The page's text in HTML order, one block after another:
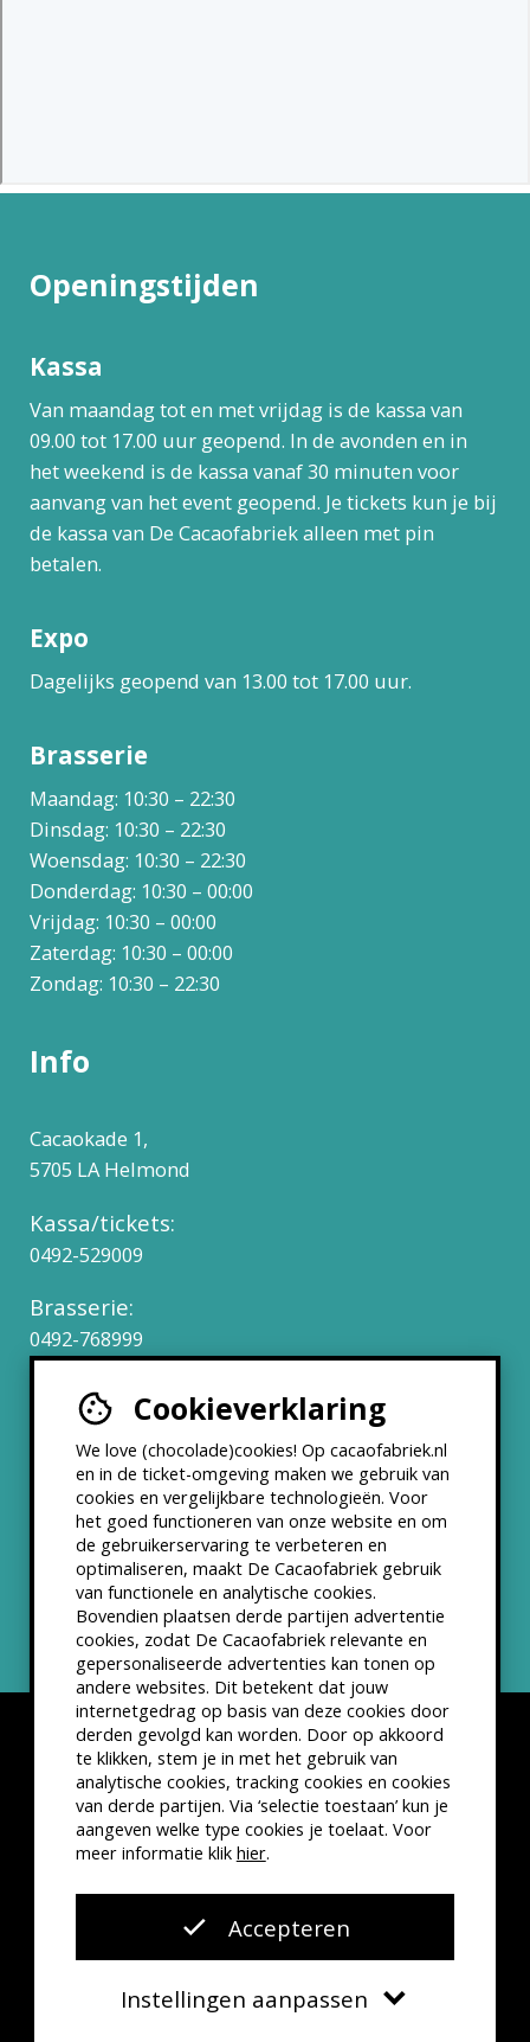
Cookieverklaring
We love (chocolade)cookies! Op cacaofabriek.nl
en in de ticket-omgeving maken we gebruik van
cookies en vergelijkbare technologieën. Voor
het goed functioneren van onze website en om
de gebruikerservaring te verbeteren en
optimaliseren, maakt De Cacaofabriek gebruik
van functionele en analytische cookies.
Bovendien plaatsen derde partijen advertentie
cookies, zodat De Cacaofabriek relevante en
gepersonaliseerde advertenties kan tonen op
andere websites. Dit betekent dat jouw
internetgedrag op basis van deze cookies door
derden gevolgd kan worden. Door op akkoord
te klikken, stem je in met het gebruik van
analytische cookies, tracking cookies en cookies
van derde partijen. Via ‘selectie toestaan’ kun je
aangeven welke type cookies je toelaat. Voor
meer informatie klik hier.
Accepteren
Instellingen aanpassen
Openingstijden
Kassa
Van maandag tot en met vrijdag is de kassa van
09.00 tot 17.00 uur geopend. In de avonden en in
het weekend is de kassa vanaf 30 minuten voor
aanvang van het event geopend. Je tickets kun je bij
de kassa van De Cacaofabriek alleen met pin
betalen.
Expo
Dagelijks geopend van 13.00 tot 17.00 uur.
Brasserie
Maandag: 10:30 – 22:30
Dinsdag: 10:30 – 22:30
Woensdag: 10:30 – 22:30
Donderdag: 10:30 – 00:00
Vrijdag: 10:30 – 00:00
Zaterdag: 10:30 – 00:00
Zondag: 10:30 – 22:30
Info
Cacaokade 1,
5705 LA Helmond
Kassa/tickets:
0492-529009
Brasserie:
0492-768999
Werken bij
Partners & Samenwerkingen
ANBI status
Nieuwsbrief
Disclaimer Privacyverklaring
Kleine lettertjes
VSCD Bezoekersvoorwaarden
Website doorThe Cre8ion.Lab